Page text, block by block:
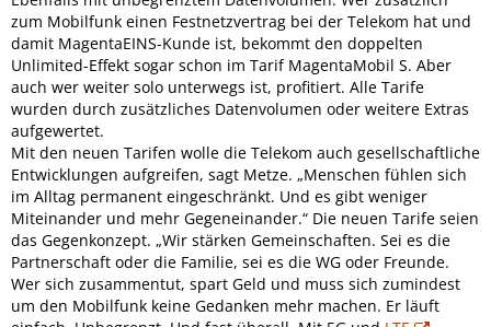
zum Mobilfunk einen Festnetzvertrag bei der Telekom hat und
damit MagentaEINS-Kunde ist, bekommt den doppelten
Unlimited-Effekt sogar schon im Tarif MagentaMobil S. Aber
auch wer weiter solo unterwegs ist, profitiert. Alle Tarife
wurden durch zusätzliches Datenvolumen oder weitere Extras
aufgewertet.
Mit den neuen Tarifen wolle die Telekom auch gesellschaftliche
Entwicklungen aufgreifen, sagt Metze. „Menschen fühlen sich
im Alltag permanent eingeschränkt. Und es gibt weniger
Miteinander und mehr Gegeneinander.“ Die neuen Tarife seien
das Gegenkonzept. „Wir stärken Gemeinschaften. Sei es die
Partnerschaft oder die Familie, sei es die WG oder Freunde.
Wer sich zusammentut, spart Geld und muss sich zumindest
um den Mobilfunk keine Gedanken mehr machen. Er läuft